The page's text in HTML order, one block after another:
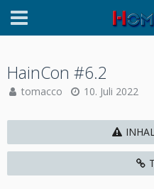
HainCon #6.2
tomacco 10. Juli 2022